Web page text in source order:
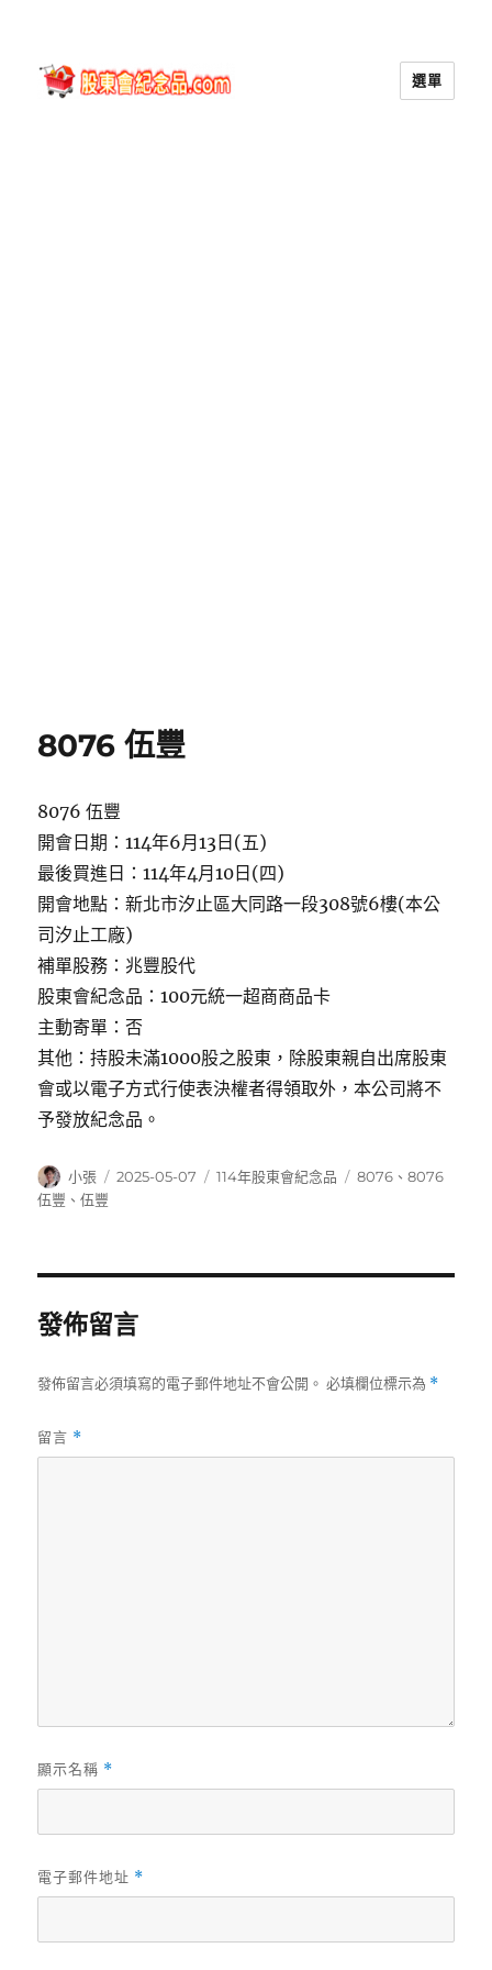
選單
8076 伍豐
8076 伍豐
開會日期：114年6月13日(五)
最後買進日：114年4月10日(四)
開會地點：新北市汐止區大同路一段308號6樓(本公
司汐止工廠)
補單股務：兆豐股代
股東會紀念品：100元統一超商商品卡
主動寄單：否
其他：持股未滿1000股之股東，除股東親自出席股東
會或以電子方式行使表決權者得領取外，本公司將不
予發放紀念品。
作
者
小張
發
2025-05-07
分
114年股東會紀念品
標
8076 、8076
伍豐 、伍豐
發佈留言
發佈留言必須填寫的電子郵件地址不會公開。 必填欄位標示為 *
留言 *
顯示名稱 *
電子郵件地址 *